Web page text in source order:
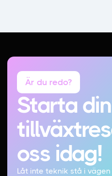
Är du redo?
Starta din
oss idag!
Låt inte teknik stå i